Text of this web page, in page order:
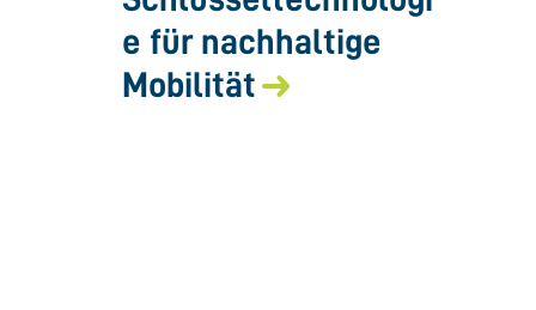
e für nachhaltige
Mobilität